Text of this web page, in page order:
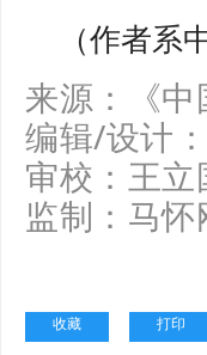
（作者系
来源：
《
编辑/设计
审校： 王立
监制： 马怀
收藏 打印